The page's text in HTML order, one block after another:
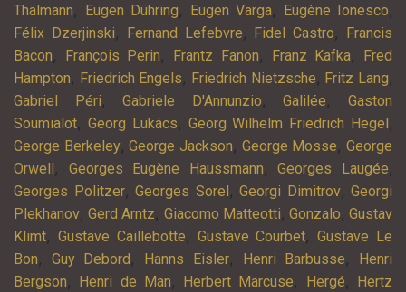
Thälmann, Eugen Dühring, Eugen Varga, Eugène Ionesco,
Félix Dzerjinski, Fernand Lefebvre, Fidel Castro,
Francis
Bacon, François Perin, Frantz Fanon, Franz Kafka,
Fred
Hampton, Friedrich Engels, Friedrich Nietzsche, Fritz Lang,
Gabriel Péri,Gabriele D'Annunzio,Galilée,Gaston
Soumialot, Georg Lukács, Georg Wilhelm Friedrich Hegel ,
George Berkeley,George Jackson, George Mosse,George
Orwell , Georges Eugène Haussmann,Georges Laugée,
Georges Politzer, Georges Sorel , Georgi Dimitrov, Georgi
Plekhanov,Gerd Arntz, Giacomo Matteotti, Gonzalo,Gustav
Klimt, Gustave Caillebotte, Gustave Courbet,Gustave Le
Bon, Guy Debord , Hanns Eisler, Henri Barbusse,
Henri
Bergson, Henri de Man, Herbert Marcuse, Hergé,
Hertz